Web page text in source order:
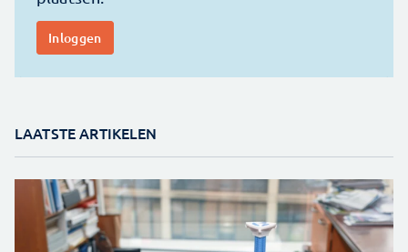
LAATSTE ARTIKELEN